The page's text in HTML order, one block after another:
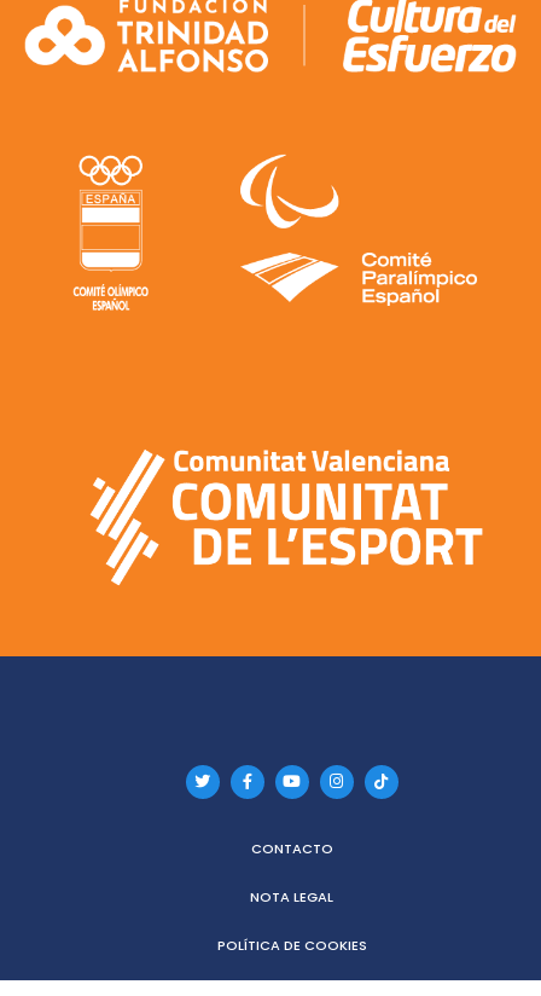
CONTACTO
NOTA LEGAL
POLÍTICA DE COOKIES